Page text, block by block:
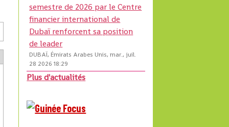
semestre de 2026 par le Centre
financier international de
Dubaï renforcent sa position
de leader
DUBAÏ, Émirats Arabes Unis, mar., juil.
28 2026 18:29
Plus d'actualités